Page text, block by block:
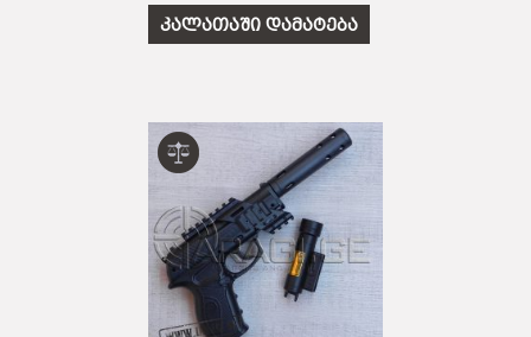
კალათაში დამატება